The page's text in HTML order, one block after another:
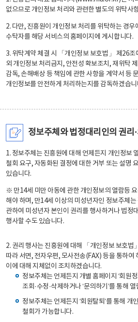
없으므로 개인정보 처리와 관련한 별도의 위탁사
2. 다만, 진흥원이 개인정보 처리를 위탁하는 경우
수탁자를 해당 서비스의 홈페이지에 게시합니다.
3. 위탁계약 체결 시 「개인정보 보호법」 제26조
외 개인정보 처리금지, 안전성 확보조치, 재위탁
감독, 손해배상 등 책임에 관한 사항을 계약서 등
개인정보를 안전하게 처리하는지를 감독하겠습니
정보주체와 법정대리인의 권리
1. 정보주체는 진흥원에 대해 언제든지 개인정보
철회 요구, 자동화된 결정에 대한 거부 또는 설명
있습니다.
※ 만14세 미만 아동에 관한 개인정보의 열람등
해야 하며, 만14세 이상의 미성년자인 정보주체는
관하여 미성년자 본인이 권리를 행사하거나 법정
행사할 수도 있습니다.
2. 권리 행사는 진흥원에 대해 「개인정보 보호법
따라 서면, 전자우편, 모사전송(FAX) 등을 통하여
이에 대해 지체없이 조치하겠습니다.
정보주체는 언제든지 개별 홈페이지 ‘회원
조회·수정·삭제하거나 ‘문의하기’를 통해
정보주체는 언제든지 ‘회원탈퇴’를 통해 개
철회가 가능합니다.